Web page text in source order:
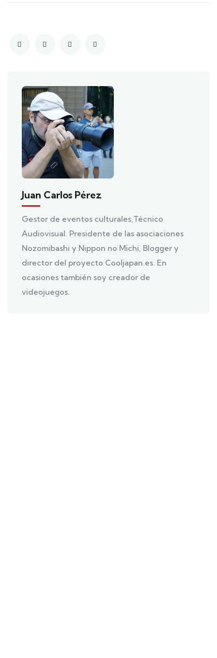
Juan Carlos Pérez
Gestor de eventos culturales,Técnico
Audiovisual. Presidente de las asociaciones
Nozomibashi y Nippon no Michi, Blogger y
director del proyecto Cooljapan.es. En
ocasiones también soy creador de
videojuegos.